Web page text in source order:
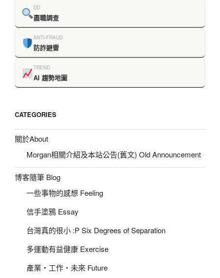
DD
盡職調查
ANTI-FRAUD
防詐避雷
TREND
AI 趨勢地圖
CATEGORIES
關於About
Morgan相關介紹及本站公告(舊文) Old Announcement
博客隨筆 Blog
一些事物的感想 Feeling
信手塗鴉 Essay
台灣真的很小 :P Six Degrees of Separation
多運動有益健康 Exercise
產業‧工作‧未來 Future